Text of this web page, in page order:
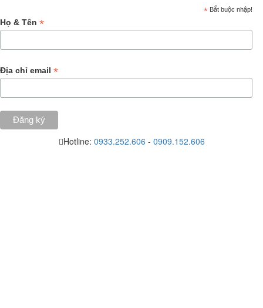
* Bắt buộc nhập!
Họ & Tên *
Địa chỉ email *
Hotline: 0933.252.606 - 0909.152.606